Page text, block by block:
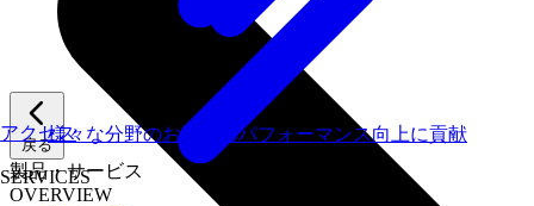
戻る
製品・サービス
OVERVIEW
アクセス様々な分野のお客様のパフォーマンス向上に貢献
SERVICES